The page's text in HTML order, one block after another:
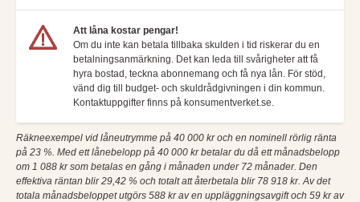
Att låna kostar pengar!
Om du inte kan betala tillbaka skulden i tid riskerar du en
betalningsanmärkning. Det kan leda till svårigheter att få
hyra bostad, teckna abonnemang och få nya lån. För stöd,
vänd dig till budget- och skuldrådgivningen i din kommun.
Kontaktuppgifter finns på konsumentverket.se.
Räkneexempel vid låneutrymme på 40 000 kr och en nominell rörlig ränta
på 23 %. Med ett lånebelopp på 40 000 kr betalar du då ett månadsbelopp
om 1 088 kr som betalas en gång i månaden under 72 månader. Den
effektiva räntan blir 29,42 % och totalt att återbetala blir 78 918 kr. Av det
totala månadsbeloppet utgörs 588 kr av en uppläggningsavgift och 59 kr av